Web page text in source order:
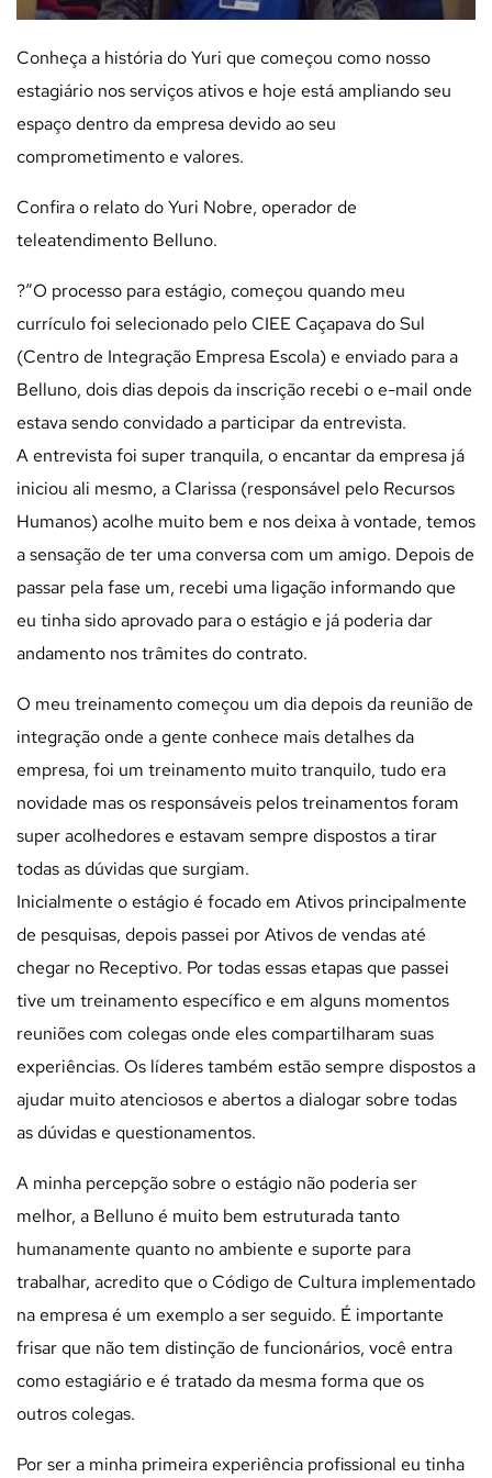
Conheça a história do Yuri que começou como nosso
estagiário nos serviços ativos e hoje está ampliando seu
espaço dentro da empresa devido ao seu
comprometimento e valores.
Confira o relato do Yuri Nobre, operador de
teleatendimento Belluno.
?“O processo para estágio, começou quando meu
currículo foi selecionado pelo CIEE Caçapava do Sul
(Centro de Integração Empresa Escola) e enviado para a
Belluno, dois dias depois da inscrição recebi o e-mail onde
estava sendo convidado a participar da entrevista.
A entrevista foi super tranquila, o encantar da empresa já
iniciou ali mesmo, a Clarissa (responsável pelo Recursos
Humanos) acolhe muito bem e nos deixa à vontade, temos
a sensação de ter uma conversa com um amigo. Depois de
passar pela fase um, recebi uma ligação informando que
eu tinha sido aprovado para o estágio e já poderia dar
andamento nos trâmites do contrato.
O meu treinamento começou um dia depois da reunião de
integração onde a gente conhece mais detalhes da
empresa, foi um treinamento muito tranquilo, tudo era
novidade mas os responsáveis pelos treinamentos foram
super acolhedores e estavam sempre dispostos a tirar
todas as dúvidas que surgiam.
Inicialmente o estágio é focado em Ativos principalmente
de pesquisas, depois passei por Ativos de vendas até
chegar no Receptivo. Por todas essas etapas que passei
tive um treinamento específico e em alguns momentos
reuniões com colegas onde eles compartilharam suas
experiências. Os líderes também estão sempre dispostos a
ajudar muito atenciosos e abertos a dialogar sobre todas
as dúvidas e questionamentos.
A minha percepção sobre o estágio não poderia ser
melhor, a Belluno é muito bem estruturada tanto
humanamente quanto no ambiente e suporte para
trabalhar, acredito que o Código de Cultura implementado
na empresa é um exemplo a ser seguido. É importante
frisar que não tem distinção de funcionários, você entra
como estagiário e é tratado da mesma forma que os
outros colegas.
Por ser a minha primeira experiência profissional eu tinha